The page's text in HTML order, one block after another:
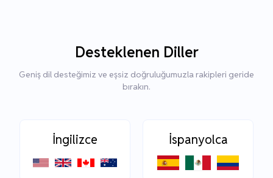
Desteklenen Diller
Geniş dil desteğimiz ve eşsiz doğruluğumuzla rakipleri geride
bırakın.
İngilizce İspanyolca